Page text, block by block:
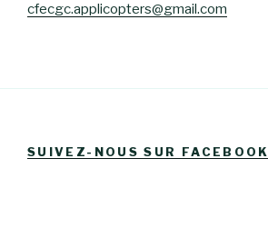
cfecgc.applicopters@gmail.com
SUIVEZ-NOUS SUR FACEBOOK